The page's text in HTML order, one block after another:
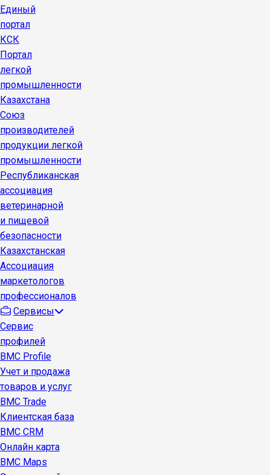
Единый
портал
КСК
Портал
легкой
промышленности
Казахстана
Союз
производителей
продукции легкой
промышленности
Республиканская
ассоциация
ветеринарной
и пищевой
безопасности
Казахстанская
Ассоциация
маркетологов
профессионалов
Сервисы
Сервис
профилей
BMC Profile
Учет и продажа
товаров и услуг
BMC Trade
Клиентская база
BMC CRM
Онлайн карта
BMC Maps